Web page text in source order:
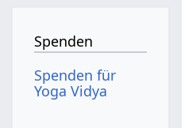
Spenden
Spenden für
Yoga Vidya